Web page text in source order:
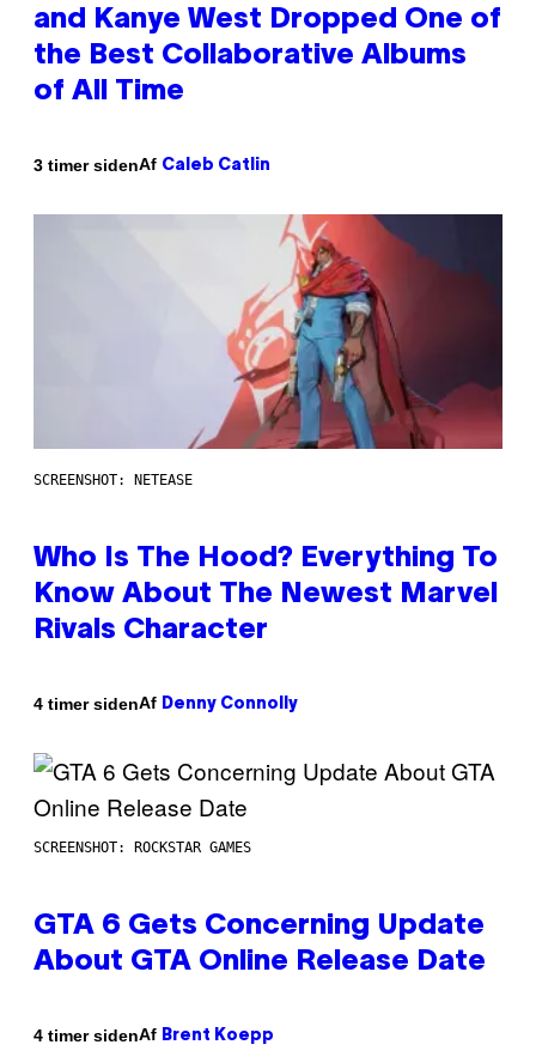
and Kanye West Dropped One of
the Best Collaborative Albums
of All Time
3 timer sidenAf Caleb Catlin
SCREENSHOT: NETEASE
Who Is The Hood? Everything To
Know About The Newest Marvel
Rivals Character
4 timer sidenAf Denny Connolly
SCREENSHOT: ROCKSTAR GAMES
GTA 6 Gets Concerning Update
About GTA Online Release Date
4 timer sidenAf Brent Koepp